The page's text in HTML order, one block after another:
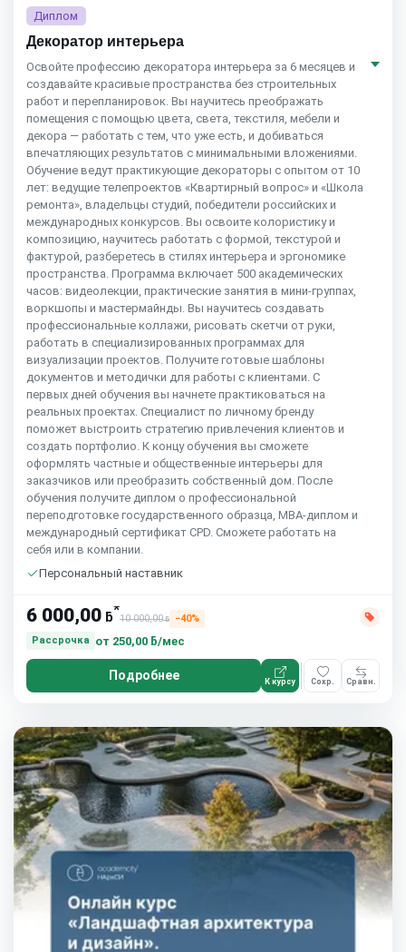
Диплом
Декоратор интерьера
Освойте профессию декоратора интерьера за 6 месяцев и
создавайте красивые пространства без строительных
работ и перепланировок. Вы научитесь преображать
помещения с помощью цвета, света, текстиля, мебели и
декора — работать с тем, что уже есть, и добиваться
впечатляющих результатов с минимальными вложениями.
Обучение ведут практикующие декораторы с опытом от 10
лет: ведущие телепроектов «Квартирный вопрос» и «Школа
ремонта», владельцы студий, победители российских и
международных конкурсов. Вы освоите колористику и
композицию, научитесь работать с формой, текстурой и
фактурой, разберетесь в стилях интерьера и эргономике
пространства. Программа включает 500 академических
часов: видеолекции, практические занятия в мини-группах,
воркшопы и мастермайнды. Вы научитесь создавать
профессиональные коллажи, рисовать скетчи от руки,
работать в специализированных программах для
визуализации проектов. Получите готовые шаблоны
документов и методички для работы с клиентами. С
первых дней обучения вы начнете практиковаться на
реальных проектах. Специалист по личному бренду
поможет выстроить стратегию привлечения клиентов и
создать портфолио. К концу обучения вы сможете
оформлять частные и общественные интерьеры для
заказчиков или преобразить собственный дом. После
обучения получите диплом о профессиональной
переподготовке государственного образца, MBA-диплом и
международный сертификат CPD. Сможете работать на
себя или в компании.
Персональный наставник
6 000,00 ƃ*
10 000,00ƃ
−40%
Рассрочка
от 250,00 ƃ/мес
Подробнее К курсу Сохр. Сравн.